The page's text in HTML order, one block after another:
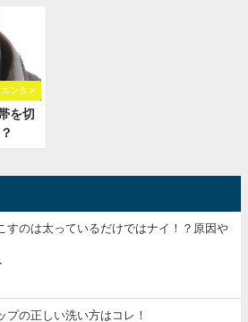
ンタメ
を切
すのは太っているだけではナイ！？原因や
プの正しい洗い方はコレ！